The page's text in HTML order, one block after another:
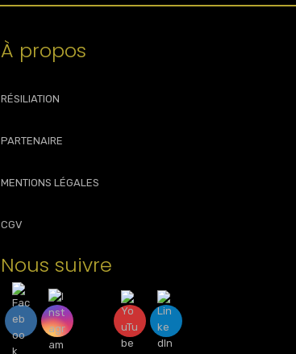
À propos
RÉSILIATION
PARTENAIRE
MENTIONS LÉGALES
CGV
Nous suivre